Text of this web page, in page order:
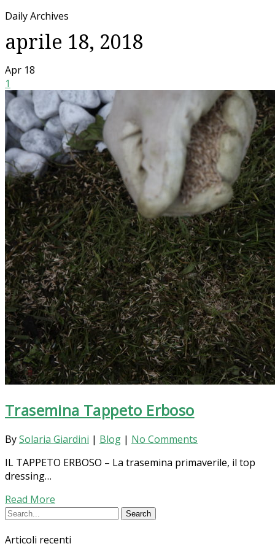
Daily Archives
aprile 18, 2018
Apr 18
1
Trasemina Tappeto Erboso
BySolaria Giardini | Blog | No Comments
IL TAPPETO ERBOSO – La trasemina primaverile, il top
dressing…
Read More
Articoli recenti